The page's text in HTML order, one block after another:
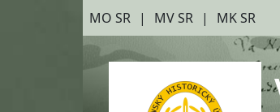
Preskočiť na hlavný obsah
Preskočiť na bočnú lištu
MO SR MV SR MK SR